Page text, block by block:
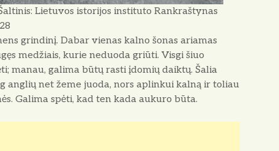
Lietuvos istorijos instituto Rankraštynas
grindinį. Dabar vienas kalno šonas ariamas
medžiais, kurie neduoda griūti. Visgi šiuo
manau, galima būtų rasti įdomių daiktų. Šalia
anglių net žeme juoda, nors aplinkui kalną ir toliau
Galima spėti, kad ten kada aukuro būta.